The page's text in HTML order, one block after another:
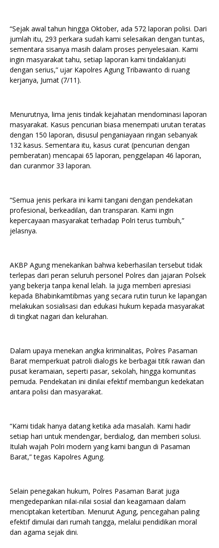
“Sejak awal tahun hingga Oktober, ada 572 laporan polisi. Dari
jumlah itu, 293 perkara sudah kami selesaikan dengan tuntas,
sementara sisanya masih dalam proses penyelesaian. Kami
ingin masyarakat tahu, setiap laporan kami tindaklanjuti
dengan serius,” ujar Kapolres Agung Tribawanto di ruang
kerjanya, Jumat (7/11).
Menurutnya, lima jenis tindak kejahatan mendominasi laporan
masyarakat. Kasus pencurian biasa menempati urutan teratas
dengan 150 laporan, disusul penganiayaan ringan sebanyak
132 kasus. Sementara itu, kasus curat (pencurian dengan
pemberatan) mencapai 65 laporan, penggelapan 46 laporan,
dan curanmor 33 laporan.
“Semua jenis perkara ini kami tangani dengan pendekatan
profesional, berkeadilan, dan transparan. Kami ingin
kepercayaan masyarakat terhadap Polri terus tumbuh,”
jelasnya.
AKBP Agung menekankan bahwa keberhasilan tersebut tidak
terlepas dari peran seluruh personel Polres dan jajaran Polsek
yang bekerja tanpa kenal lelah. Ia juga memberi apresiasi
kepada Bhabinkamtibmas yang secara rutin turun ke lapangan
melakukan sosialisasi dan edukasi hukum kepada masyarakat
di tingkat nagari dan kelurahan.
Dalam upaya menekan angka kriminalitas, Polres Pasaman
Barat memperkuat patroli dialogis ke berbagai titik rawan dan
pusat keramaian, seperti pasar, sekolah, hingga komunitas
pemuda. Pendekatan ini dinilai efektif membangun kedekatan
antara polisi dan masyarakat.
“Kami tidak hanya datang ketika ada masalah. Kami hadir
setiap hari untuk mendengar, berdialog, dan memberi solusi.
Itulah wajah Polri modern yang kami bangun di Pasaman
Barat,” tegas Kapolres Agung.
Selain penegakan hukum, Polres Pasaman Barat juga
mengedepankan nilai-nilai sosial dan keagamaan dalam
menciptakan ketertiban. Menurut Agung, pencegahan paling
efektif dimulai dari rumah tangga, melalui pendidikan moral
dan agama sejak dini.